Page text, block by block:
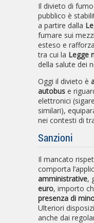
Il divieto di
pubblico è
a partire dalla
fumare sui
esteso e
tra cui la Legge
della salute dei
Oggi il divieto è
autobus e
elettronici
similari),
nei contesti di
Sanzioni
Il mancato
comporta
amministrative,
euro, importo
presenza di
Ulteriori
anche dai